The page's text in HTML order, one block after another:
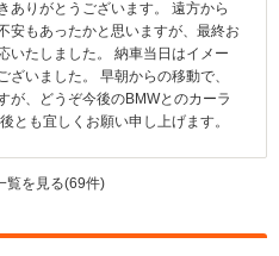
ありがとうございます。 遠方から
安もあったかと思いますが、最終お
いたしました。 納車当日はイメー
いました。 早朝からの移動で、
が、どうぞ今後のBMWとのカーラ
とも宜しくお願い申し上げます。
覧を見る(69件)